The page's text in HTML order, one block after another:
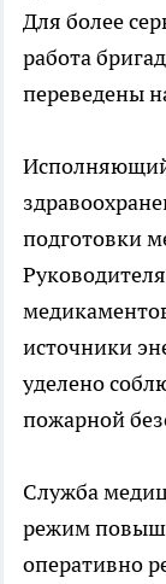
Для более
работа
переведены
подготовки
источники
уделено
пожарной
Служба
режим
оперативно